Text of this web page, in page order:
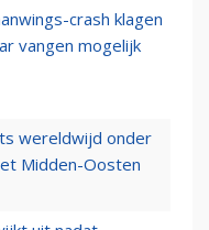
crash klagen
vangen mogelijk
wereldwijd onder
Midden-Oosten